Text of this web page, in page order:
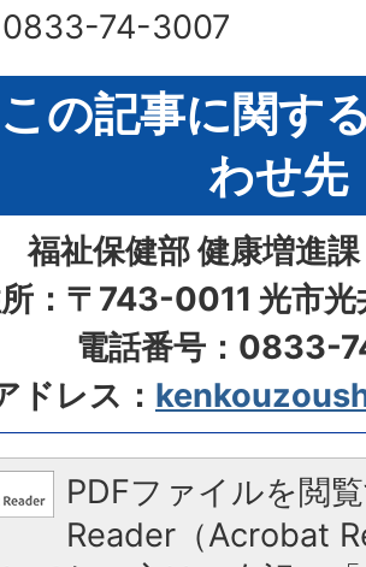
0833-74-3007
この記事に関す
わせ先
福祉保健部 健康増進
：〒743-0011 光市光
電話番号：0833-
ドレス：
PDFファイルを閲
Reader（Acrobat